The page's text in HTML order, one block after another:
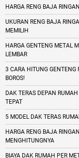
HARGA RENG BAJA
UKURAN RENG BAJA
MEMILIH
HARGA GENTENG METAL
LEMBAR
3 CARA HITUNG GENTENG
BOROS!
DAK TERAS DEPAN
TEPAT
5 MODEL DAK TERAS
HARGA RENG BAJA
MENGHITUNGNYA
BIAYA DAK RUMAH PER